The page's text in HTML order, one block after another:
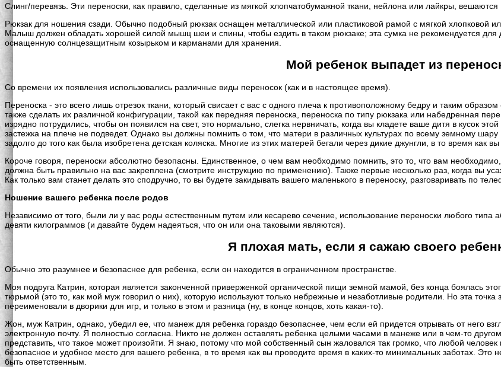
Слинг/перевязь. Эти переноски, как правило, сделанные из мягкой хлопчатобумажной ткани, нейлона или лайкры, вешаются
Рюкзак для ношения сзади. Обычно подобный рюкзак оснащен металлической или пластиковой рамой с мягкой хлопковой
Малыш должен обладать хорошей силой мышц шеи и спины, чтобы ездить в таком рюкзаке; эта сумка не рекомендуется
оснащенную солнцезащитным козырьком и карманами для хранения.
Мой ребенок выпадет из
Со времени их появления использовались различные виды переносок (как и в настоящее время).
Переноска - это всего лишь отрезок ткани, который свисает с вас с одного плеча к противоположному бедру и таким
также сделать их различной конфигурации, такой как передняя переноска, переноска по типу рюкзака или набедренная
изрядно потрудились, чтобы он появился на свет, это нормально, слегка нервничать, когда вы кладете ваше дитя в кусок
застежка на плече не подведет. Однако вы должны помнить о том, что матери в различных культурах по всему земному
задолго до того как была изобретена детская коляска. Многие из этих матерей бегали через дикие джунгли, в то время как
Короче говоря, переноски абсолютно безопасны. Единственное, о чем вам необходимо помнить, это то, что вам
должна быть правильно на вас закреплена (смотрите инструкцию по применению). Также первые несколько раз, когда вы
Как только вам станет делать это сподручно, то вы будете закидывать вашего маленького в переноску, разговаривать по
Ношение вашего ребенка после родов
Независимо от того, были ли у вас роды естественным путем или кесарево сечение, использование переноски любого
девяти килограммов (и давайте будем надеяться, что он или она таковыми являются).
Я плохая мать, если я сажаю своего
Обычно это разумнее и безопаснее для ребенка, если он находится в ограниченном пространстве.
Моя подруга Катрин, которая является законченной приверженкой органической пищи земной мамой, без конца боялась
тюрьмой (это то, как мой муж говорил о них), которую используют только небрежные и незаботливые родители. Но эта
переименовали в дворики для игр, и только в этом и разница (ну, в конце концов, хоть какая-то).
Жон, муж Катрин, однако, убедил ее, что манеж для ребенка гораздо безопаснее, чем если ей придется отрывать от него
электронную почту. Я полностью согласна. Никто не должен оставлять ребенка целыми часами в манеже или в чем-то
представить, что такое может произойти. Я знаю, потому что мой собственный сын жаловался так громко, что любой
безопасное и удобное место для вашего ребенка, в то время как вы проводите время в каких-то минимальных заботах.
быть ответственным.